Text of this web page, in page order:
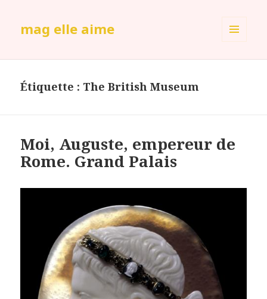
mag elle aime
Étiquette : The British Museum
Moi, Auguste, empereur de
Rome. Grand Palais